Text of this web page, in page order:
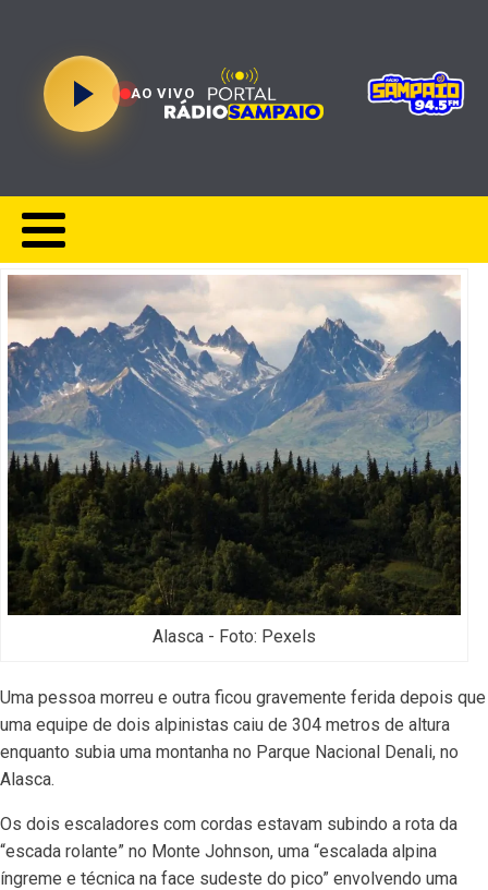
AO VIVO
Alasca - Foto: Pexels
Uma pessoa morreu e outra ficou gravemente ferida depois que
uma equipe de dois alpinistas caiu de 304 metros de altura
enquanto subia uma montanha no Parque Nacional Denali, no
Alasca.
Os dois escaladores com cordas estavam subindo a rota da
“escada rolante” no Monte Johnson, uma “escalada alpina
íngreme e técnica na face sudeste do pico” envolvendo uma